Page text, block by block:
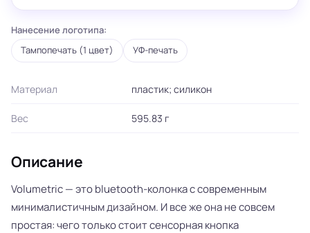
Нанесение логотипа:
Тампопечать (1 цвет) УФ-печать
Материал пластик; силикон
Вес 595.83 г
Описание
Volumetric — это bluetooth-колонка с современным
минималистичным дизайном. И все же она не совсем
простая: чего только стоит сенсорная кнопка